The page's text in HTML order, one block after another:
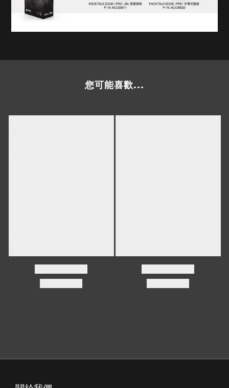
您可能喜歡...